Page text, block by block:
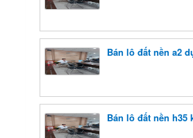
Bán lô đất nền a2
Bán lô đất nền h35